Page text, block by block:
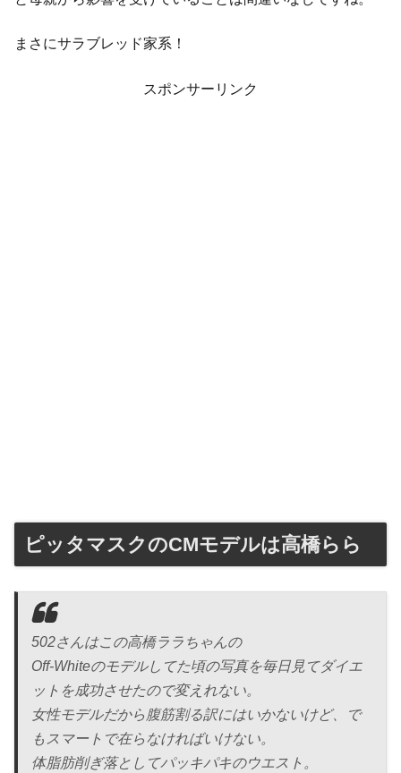
まさにサラブレッド家系！
スポンサーリンク
ピッタマスクのCMモデルは高橋らら
502さんはこの高橋ララちゃんの
Off-Whiteのモデルしてた頃の写真を毎日見てダイエ
ットを成功させたので変えれない。
女性モデルだから腹筋割る訳にはいかないけど、で
もスマートで在らなければいけない。
体脂肪削ぎ落としてパッキパキのウエスト。